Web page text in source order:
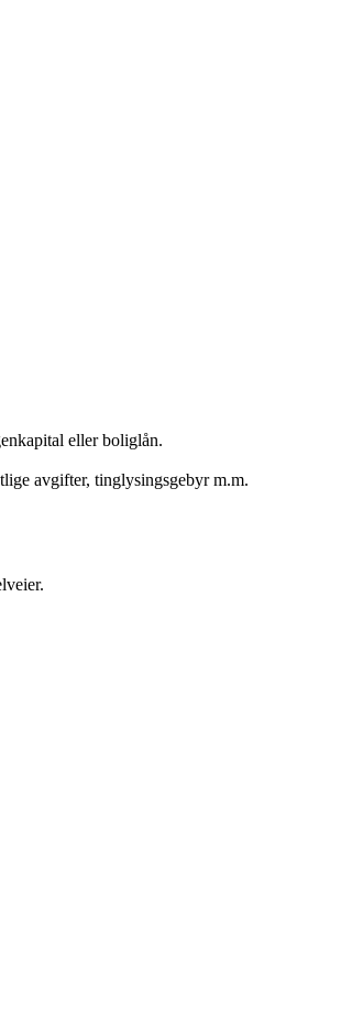
eller boliglån.
avgifter, tinglysingsgebyr m.m.